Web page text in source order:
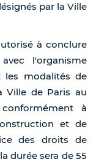
par la Ville
à conclure
l'organisme
les modalités de
Ville de Paris au
à
et de
des droits de
durée sera de 55